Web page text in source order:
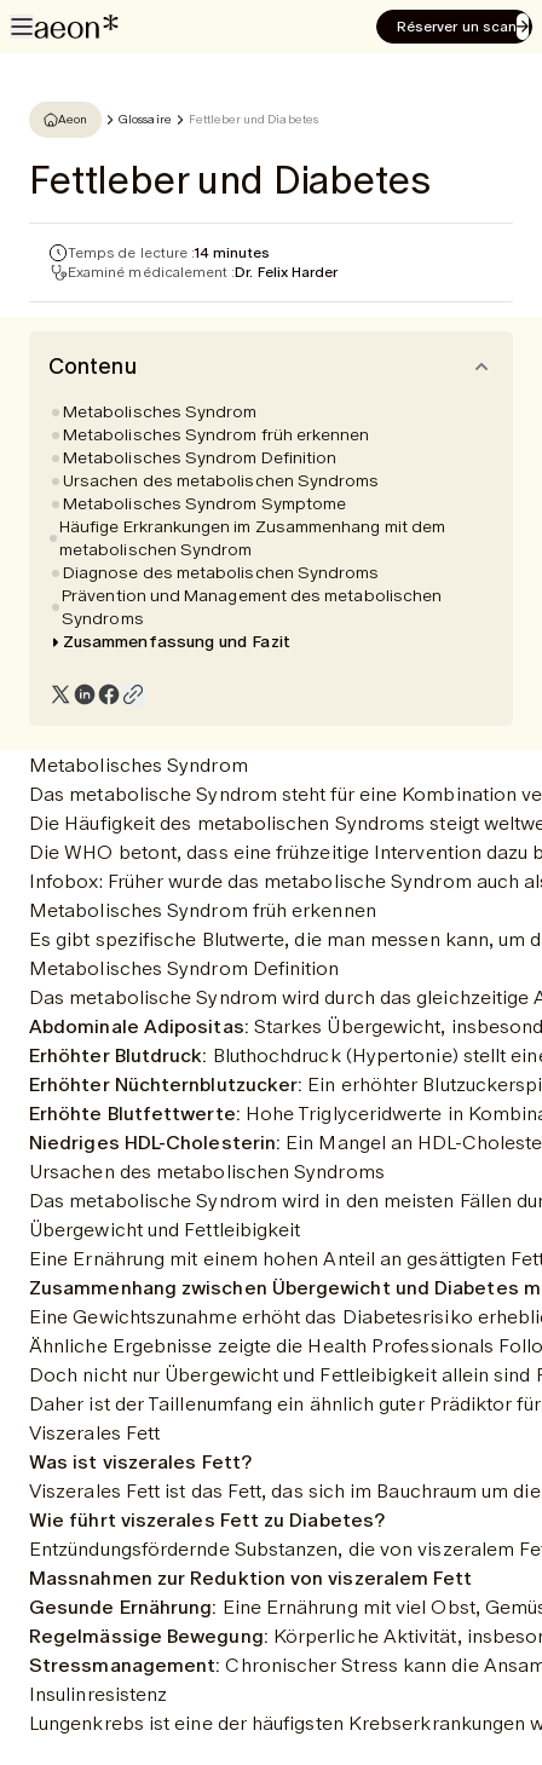
Réserver un scan
Aeon Glossaire Fettleber und Diabetes
Fettleber und Diabetes
Temps de lecture :14 minutes
Examiné médicalement :Dr. Felix Harder
Contenu
Metabolisches Syndrom
Metabolisches Syndrom früh erkennen
Metabolisches Syndrom Definition
Ursachen des metabolischen Syndroms
Metabolisches Syndrom Symptome
Häufige Erkrankungen im Zusammenhang mit dem
metabolischen Syndrom
Diagnose des metabolischen Syndroms
Prävention und Management des metabolischen
Syndroms
Zusammenfassung und Fazit
Metabolisches Syndrom
Das metabolische Syndrom steht für eine Kombination
Die Häufigkeit des metabolischen Syndroms steigt
Die WHO betont, dass eine frühzeitige Intervention
Infobox: Früher wurde das metabolische Syndrom auch
Metabolisches Syndrom früh erkennen
Es gibt spezifische Blutwerte, die man messen kann,
Metabolisches Syndrom Definition
Das metabolische Syndrom wird durch das
Abdominale Adipositas: Starkes Übergewicht,
Erhöhter Blutdruck: Bluthochdruck (Hypertonie) stellt
Erhöhter Nüchternblutzucker: Ein erhöhter
Erhöhte Blutfettwerte: Hohe Triglyceridwerte in
Niedriges HDL-Cholesterin: Ein Mangel an HDL-
Ursachen des metabolischen Syndroms
Das metabolische Syndrom wird in den meisten Fällen
Übergewicht und Fettleibigkeit
Eine Ernährung mit einem hohen Anteil an gesättigten
Zusammenhang zwischen Übergewicht und Diabetes
Eine Gewichtszunahme erhöht das Diabetesrisiko
Ähnliche Ergebnisse zeigte die Health Professionals
Doch nicht nur Übergewicht und Fettleibigkeit allein
Daher ist der Taillenumfang ein ähnlich guter Prädiktor
Viszerales Fett
Was ist viszerales Fett?
Viszerales Fett ist das Fett, das sich im Bauchraum um
Wie führt viszerales Fett zu Diabetes?
Entzündungsfördernde Substanzen, die von viszeralem
Massnahmen zur Reduktion von viszeralem Fett
Gesunde Ernährung: Eine Ernährung mit viel Obst,
Regelmässige Bewegung: Körperliche Aktivität,
Stressmanagement: Chronischer Stress kann die
Insulinresistenz